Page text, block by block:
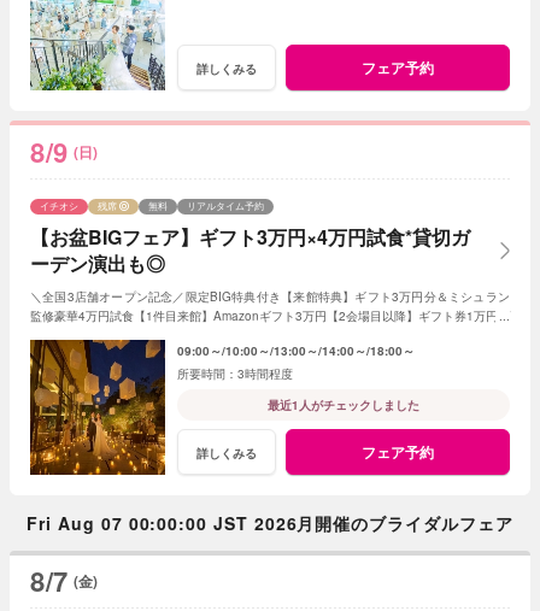
詳しくみる フェア予約
8/9 (日)
【お盆BIGフェア】ギフト3万円×4万円試食*貸切ガ
ーデン演出も◎
イチオシ 残席 無料 リアルタイム予約
＼全国3店舗オープン記念／限定BIG特典付き【来館特典】ギフト3万円分＆ミシュラン
監修豪華4万円試食【1件目来館】Amazonギフト3万円【2会場目以降】ギフト券1万円プ
09:00～ 10:00～ 13:00～ 14:00～ 18:00～
3時間程度
最近1人がチェックしました
詳しくみる フェア予約
Fri Aug 07 00:00:00 JST 2026月開催のブライダルフェア
8/7 (金)